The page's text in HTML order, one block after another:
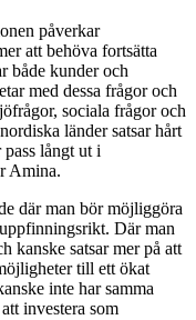
påverkar
att behöva fortsätta
både kunder och
med dessa frågor och
sociala frågor och
länder satsar hårt
långt ut i
Amina.
där man bör möjliggöra
Där man
kanske satsar mer på att
till ett ökat
inte har samma
investera som